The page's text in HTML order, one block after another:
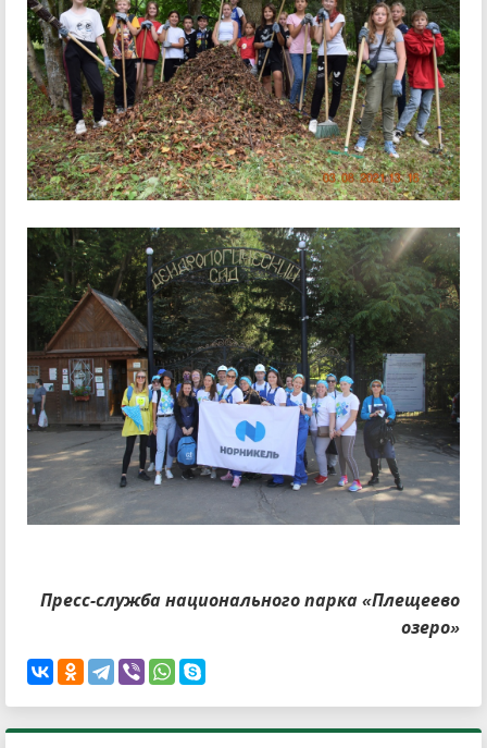
Пресс-служба национального парка «Плещеево
озеро»